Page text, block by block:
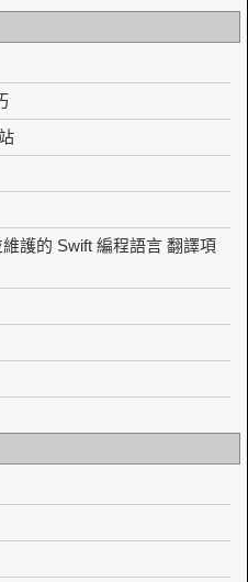
護的 Swift 編程語言 翻譯項